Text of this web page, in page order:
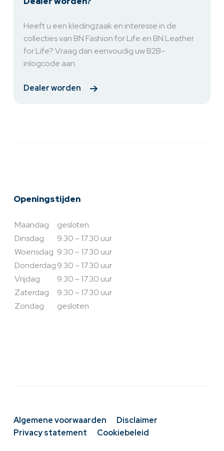
Heeft u een kledingzaak en interesse in de
collecties van BN Fashion for Life en BN Leather
for Life? Vraag dan eenvoudig uw B2B-
inlogcode aan.
Dealer worden
Openingstijden
Maandag
gesloten
Dinsdag
9.30 – 17.30 uur
Woensdag 9.30 – 17.30 uur
Donderdag9.30 – 17.30 uur
Vrijdag
9.30 – 17.30 uur
Zaterdag
9.30 – 17.30 uur
Zondag
gesloten
Algemene voorwaarden
Disclaimer
Privacy statement
Cookiebeleid